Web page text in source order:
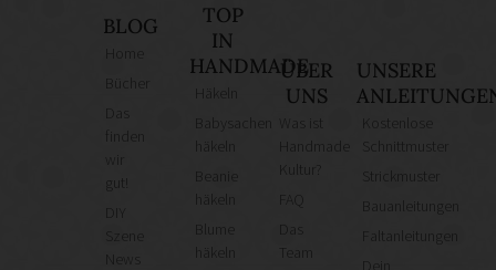
BLOG
finden
gut!
TOP
IN
HANDMADE
häkeln
häkeln
ÜBER
UNS
Was ist
Kultur?
Das
Team
UNSERE
Kostenlose
Schnittmuster
Strickmuster
Bauanleitungen
Faltanleitungen